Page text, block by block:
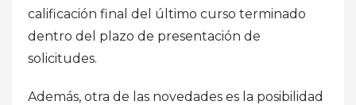
calificación final del último curso terminado
dentro del plazo de presentación de
solicitudes.
Además, otra de las novedades es la posibilidad